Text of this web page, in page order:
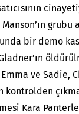
grubu
bir demo
ve Sadie,
kontrolden
Kara